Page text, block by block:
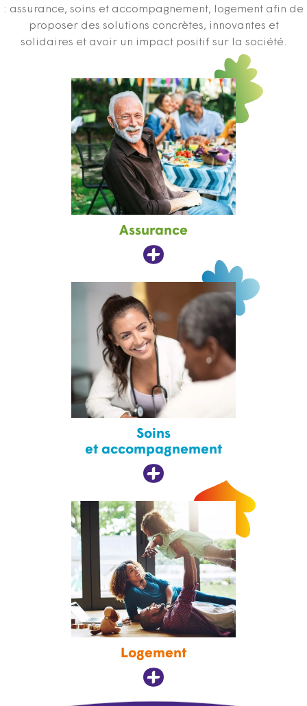
: assurance, soins et accompagnement, logement afin de
proposer des solutions concrètes, innovantes et
solidaires et avoir un impact positif sur la société.
Assurance
Soins
et accompagnement
Logement